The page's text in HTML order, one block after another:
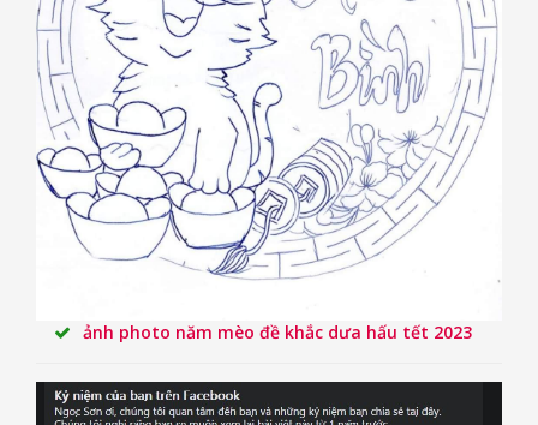
ảnh photo năm mèo đề khắc dưa hấu tết 2023